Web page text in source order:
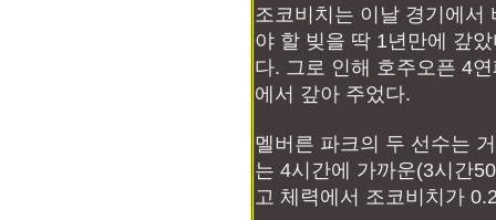
조코비치는 이날 경기에서
야 할 빚을 딱 1년만에 갚
다. 그로 인해 호주오픈 4
에서 갚아 주었다.
멜버른 파크의 두 선수는
는 4시간에 가까운(3시간
고 체력에서 조코비치가